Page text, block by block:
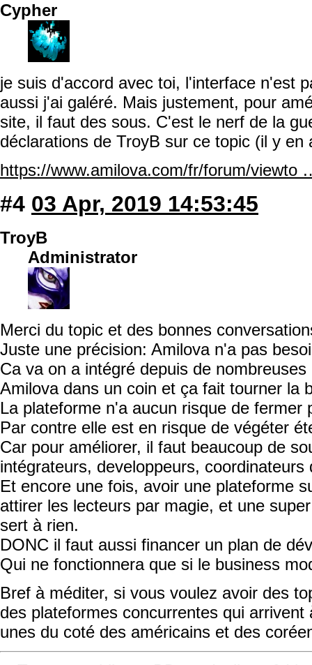
Cypher
je suis d'accord avec toi, l'interface n'est
aussi j'ai galéré. Mais justement, pour
site, il faut des sous. C'est le nerf de la
déclarations de TroyB sur ce topic (il y en
https://www.amilova.com/fr/forum/viewto
#4 03 Apr, 2019 14:53:45
TroyB
Administrator
Merci du topic et des bonnes
Juste une précision: Amilova n'a pas
Ca va on a intégré depuis de
Amilova dans un coin et ça fait tourner la
La plateforme n'a aucun risque de fermer
Par contre elle est en risque de végéter
Car pour améliorer, il faut beaucoup de
intégrateurs, developpeurs,
Et encore une fois, avoir une plateforme
attirer les lecteurs par magie, et une
sert à rien.
DONC il faut aussi financer un plan de
Qui ne fonctionnera que si le business
Bref à méditer, si vous voulez avoir des
des plateformes concurrentes qui
unes du coté des américains et des